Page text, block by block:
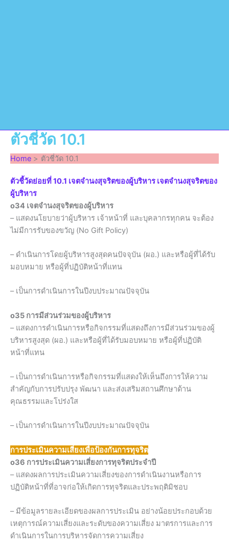
ตัวชี่วัด 10.1
Home ตัวชี่วัด 10.1
ตัวชี้วัดย่อยที่ 10.1 เจตจำนงสุจริตของผู้บริหาร เจตจำนงสุจริตของ
ผู้บริหาร
o34 เจตจำนงสุจริตของผู้บริหาร
– แสดงนโยบายว่าผู้บริหาร เจ้าหน้าที่ และบุคลากรทุกคน จะต้อง
ไม่มีการรับของขวัญ (No Gift Policy)
– ดำเนินการโดยผู้บริหารสูงสุดคนปัจจุบัน (ผอ.) และหรือผู้ที่ได้รับ
มอบหมาย หรือผู้ที่ปฏิบัติหน้าที่แทน
– เป็นการดำเนินการในปีงบประมาณปัจจุบัน
o35 การมีส่วนร่วมของผู้บริหาร
– แสดงการดำเนินการหรือกิจกรรมที่แสดงถึงการมีส่วนร่วมของผู้
บริหารสูงสุด (ผอ.) และหรือผู้ที่ได้รับมอบหมาย หรือผู้ที่ปฏิบัติ
หน้าที่แทน
– เป็นการดำเนินการหรือกิจกรรมที่แสดงให้เห็นถึงการให้ความ
สำคัญกับการปรับปรุง พัฒนา และส่งเสริมสถานศึกษาด้าน
คุณธรรมและโปร่งใส
– เป็นการดำเนินการในปีงบประมาณปัจจุบัน
การประเมินความเสี่ยงเพื่อป้องกันการทุจริต
o36 การประเมินความเสี่ยงการทุจริตประจำปี
– แสดงผลการประเมินความเสี่ยงของการดำเนินงานหรือการ
ปฏิบัติหน้าที่ที่อาจก่อให้เกิดการทุจริตและประพฤติมิชอบ
– มีข้อมูลรายละเอียดของผลการประเมิน อย่างน้อยประกอบด้วย
เหตุการณ์ความเสี่ยงและระดับของความเสี่ยง มาตรการและการ
ดำเนินการในการบริหารจัดการความเสี่ยง